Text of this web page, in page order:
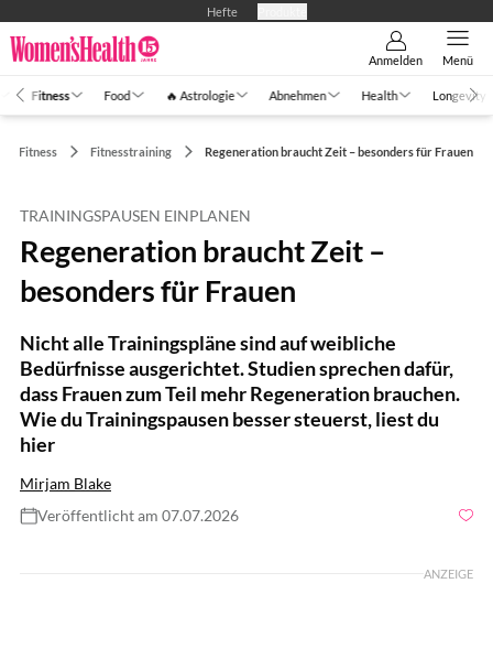
Hefte
Anmelden Menü
Fitness Food 🔥 Astrologie Abnehmen Health Longevity
Fitness Fitnesstraining Regeneration braucht Zeit – besonders für Frauen
TRAININGSPAUSEN EINPLANEN
Regeneration braucht Zeit –
besonders für Frauen
Nicht alle Trainingspläne sind auf weibliche
Bedürfnisse ausgerichtet. Studien sprechen dafür,
dass Frauen zum Teil mehr Regeneration brauchen.
Wie du Trainingspausen besser steuerst, liest du
hier
Mirjam Blake
Veröffentlicht am 07.07.2026
ANZEIGE